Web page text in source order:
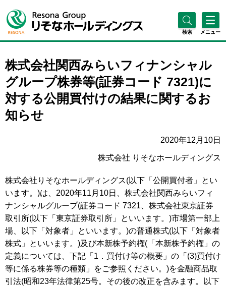
検索 メニュー
株式会社関西みらいフィナンシャル
グループ株券等(証券コード 7321)に
対する公開買付けの結果に関するお
知らせ
2020年12月10日
株式会社 りそなホールディングス
株式会社りそなホールディングス(以下「公開買付者」とい
います。)は、2020年11月10日、株式会社関西みらいフィ
ナンシャルグループ(証券コード 7321、株式会社東京証券
取引所(以下「東京証券取引所」といいます。)市場第一部上
場、以下「対象者」といいます。)の普通株式(以下「対象者
株式」といいます。)及び本新株予約権(「本新株予約権」の
定義については、下記「1．買付け等の概要」の「(3)買付け
等に係る株券等の種類」をご参照ください。)を金融商品取
引法(昭和23年法律第25号。その後の改正を含みます。以下